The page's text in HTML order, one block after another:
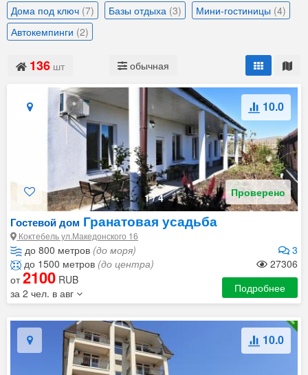
Дома под ключ (7) Базы отдыха (3) Мини-гостиницы (4)
Автокемпинги (2)
136 шт обычная
1/4
10.0
Проверено
Гостевой дом Гранатовая усадьба
Коктебель ул.Македонского 16
до 800 метров (до моря)
3
до 1500 метров (до центра)
27306
от2100 RUB
за 2 чел. в авг
Подробнее
10.0